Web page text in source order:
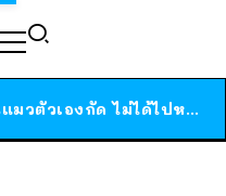
ได้เวลาเด็กหนวดรวมตัว RF Online Next เปิดให้เล่นแล้ว เกม Sci-Fi MMORPG ระดับตำนาน เล่นได้ทั้งมือถือและ PC